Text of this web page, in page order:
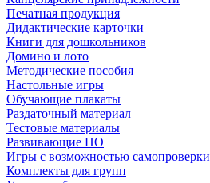
Печатная продукция
Дидактические карточки
Книги для дошкольников
Домино и лото
Методические пособия
Настольные игры
Обучающие плакаты
Раздаточный материал
Тестовые материалы
Развивающие ПО
Игры с возможностью самопроверки
Комплекты для групп